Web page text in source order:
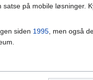
på mobile løsninger.
siden 1995, men også